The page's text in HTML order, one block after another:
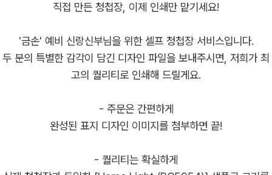
직접 만든 청첩장, 이제 인쇄만 맡기세요!
'금손' 예비 신랑신부님을 위한 셀프 청첩장 서비스입니다.
두 분의 특별한 감각이 담긴 디자인 파일을 보내주시면, 저희가 최
고의 퀄리티로 인쇄해 드릴게요.
- 주문은 간편하게
완성된 표지 디자인 이미지를 첨부하면 끝!
- 퀄리티는 확실하게